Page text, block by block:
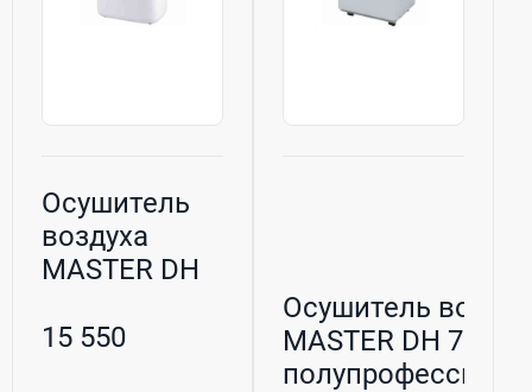
Осушитель
воздуха
MASTER DH
15 550
Осушитель
MASTER DH 721